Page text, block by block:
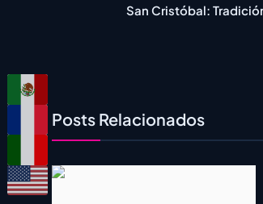
San Cristóbal:
Posts Relacionados